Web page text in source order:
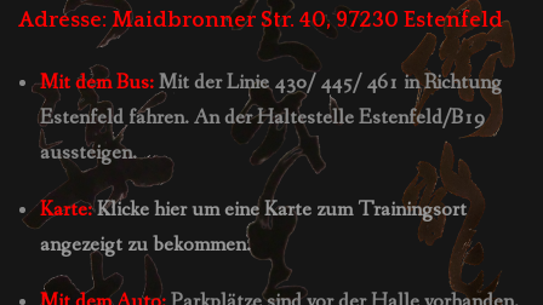
Adresse: Maidbronner Str. 40, 97230 Estenfeld
Mit dem Bus:Mit der Linie 430/ 445/ 461 in Richtung
Estenfeld fahren. An der Haltestelle Estenfeld/B19
aussteigen.
Karte:Klicke hier um eine Karte zum Trainingsort
angezeigt zu bekommen.